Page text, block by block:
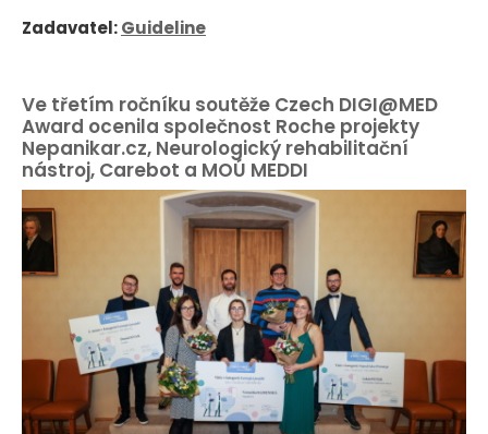
Zadavatel:Guideline
Ve třetím ročníku soutěže Czech DIGI@MED
Award ocenila společnost Roche projekty
Nepanikar.cz, Neurologický rehabilitační
nástroj, Carebot a MOÚ MEDDI